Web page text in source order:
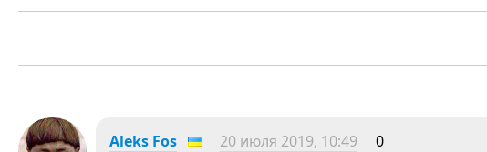
Aleks Fos 20 июля 2019, 10:49
0